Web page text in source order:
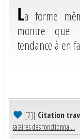
La forme
montre que
tendance à en
[2]| Citation
salaires des fonctionnai...